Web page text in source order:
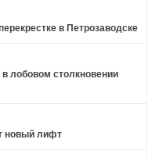
в Петрозаводске
лобовом столкновении
новый лифт